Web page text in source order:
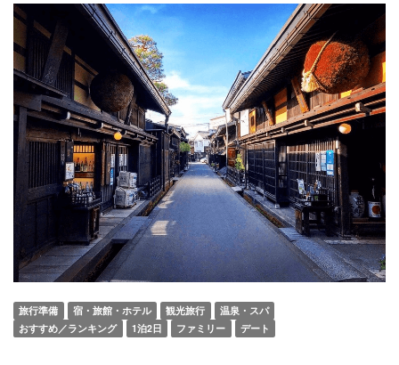
旅行準備 宿・旅館・ホテル 観光旅行
温泉・スパ
おすすめ／ランキング
1泊2日 ファミリー デート